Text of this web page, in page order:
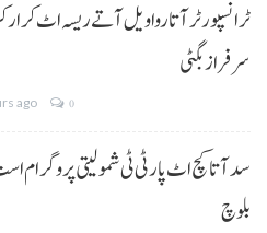
ٹرانسپورٹر آتا روا ویل آتے ریسہ اٹ کرار
سرفراز بگٹی
ago 0
سد آتا کچ اٹ پارٹی ٹی شمولیتی
بلوچ